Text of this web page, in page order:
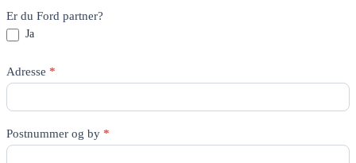
Er du Ford partner?
Ja
Adresse *
Postnummer og by *